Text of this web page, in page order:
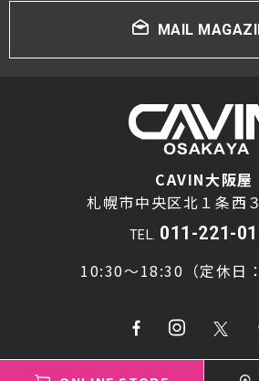
MAIL
CAVIN大阪屋
札幌市中央区北１条西
TEL. 011-221-
10:30～18:30（定休日